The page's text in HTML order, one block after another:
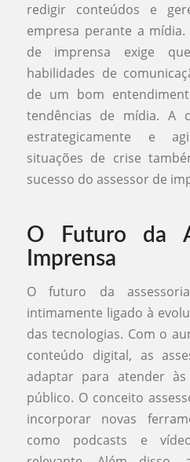
redigir conteúdos e
empresa perante a
de imprensa exige
habilidades de
de um bom
tendências de mídia. A
estrategicamente e
situações de crise
sucesso do assessor de
O Futuro da
Imprensa
O futuro da
intimamente ligado à
das tecnologias. Com o
conteúdo digital, as
adaptar para atender
público. O conceito
incorporar novas
como podcasts e